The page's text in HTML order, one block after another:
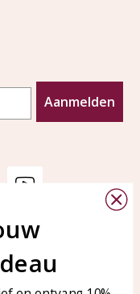
Aanmelden
Sieraden
WhatsApp Ma-Vr
09:00-17:00